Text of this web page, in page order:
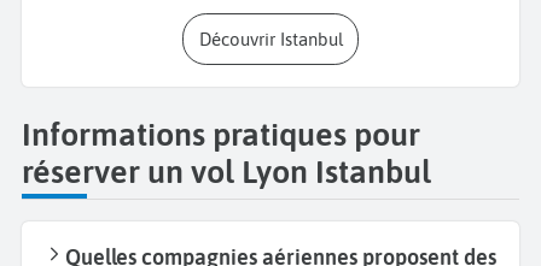
Découvrir Istanbul
Informations pratiques pour
réserver un vol Lyon Istanbul
Quelles compagnies aériennes proposent des